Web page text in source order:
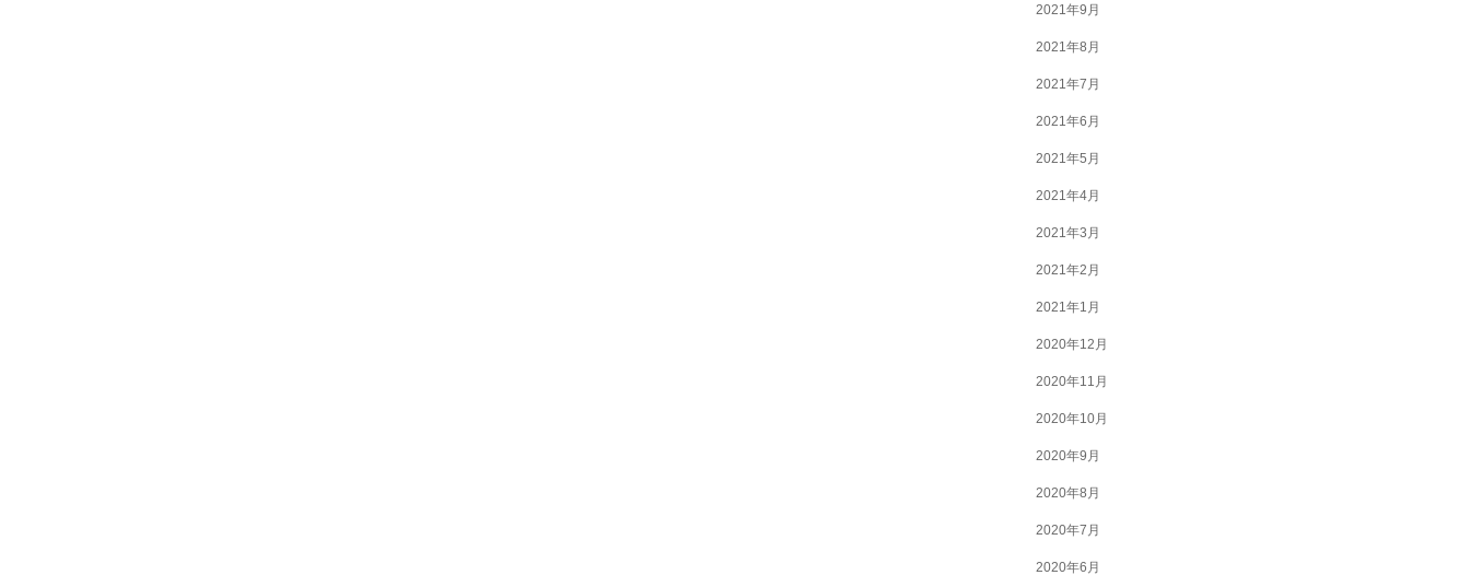
2021年9月
2021年8月
2021年7月
2021年6月
2021年5月
2021年4月
2021年3月
2021年2月
2021年1月
2020年12月
2020年11月
2020年10月
2020年9月
2020年8月
2020年7月
2020年6月